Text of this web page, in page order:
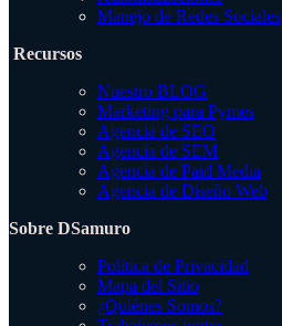
Manejo de Redes Sociales
Recursos
Nuestro BLOG
Marketing para Pymes
Agencia de SEO
Agencia de SEM
Agencia de Paid Media
Agencia de Diseño Web
Sobre DSamuro
Política de Privacidad
Mapa del Sitio
¿Quiénes Somos?